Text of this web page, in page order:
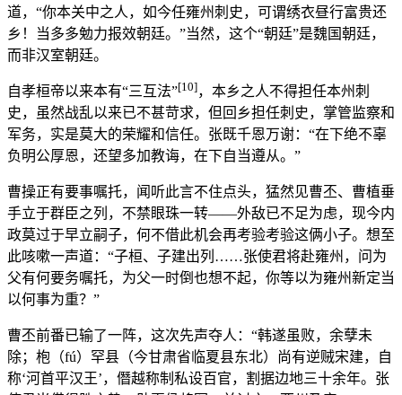
道，“你本关中之人，如今任雍州刺史，可谓绣衣昼行富贵还
乡！当多多勉力报效朝廷。”当然，这个“朝廷”是魏国朝廷，
而非汉室朝廷。
自孝桓帝以来本有“三互法”[10]，本乡之人不得担任本州刺
史，虽然战乱以来已不甚苛求，但回乡担任刺史，掌管监察和
军务，实是莫大的荣耀和信任。张既千恩万谢：“在下绝不辜
负明公厚恩，还望多加教诲，在下自当遵从。”
曹操正有要事嘱托，闻听此言不住点头，猛然见曹丕、曹植垂
手立于群臣之列，不禁眼珠一转——外敌已不足为虑，现今内
政莫过于早立嗣子，何不借此机会再考验考验这俩小子。想至
此咳嗽一声道：“子桓、子建出列……张使君将赴雍州，问为
父有何要务嘱托，为父一时倒也想不起，你等以为雍州新定当
以何事为重？”
曹丕前番已输了一阵，这次先声夺人：“韩遂虽败，余孽未
除；枹（fú）罕县（今甘肃省临夏县东北）尚有逆贼宋建，自
称‘河首平汉王’，僭越称制私设百官，割据边地三十余年。张